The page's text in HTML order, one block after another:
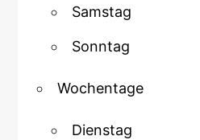
Samstag
Sonntag
Wochentage
Dienstag